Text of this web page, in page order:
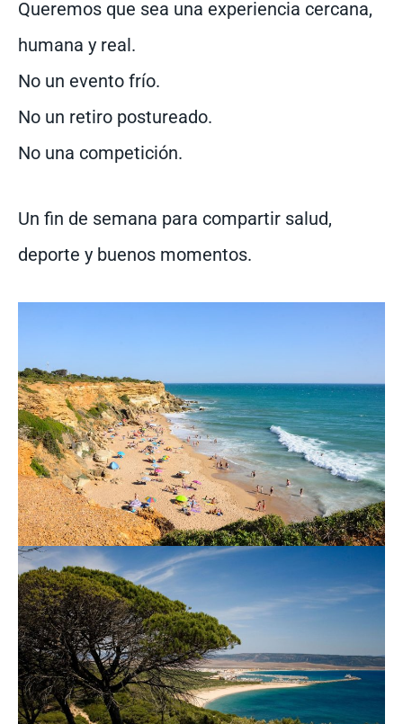
Queremos que sea una experiencia cercana,
humana y real.
No un evento frío.
No un retiro postureado.
No una competición.
Un fin de semana para compartir salud,
deporte y buenos momentos.